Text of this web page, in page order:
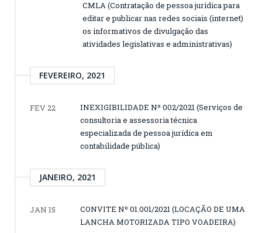
CMLA (Contratação de pessoa jurídica para
editar e publicar nas redes sociais (internet)
os informativos de divulgação das
atividades legislativas e administrativas)
FEVEREIRO, 2021
FEV 22
INEXIGIBILIDADE Nº 002/2021 (Serviços de
consultoria e assessoria técnica
especializada de pessoa jurídica em
contabilidade pública)
JANEIRO, 2021
JAN 15
CONVITE Nº 01.001/2021 (LOCAÇÃO DE UMA
LANCHA MOTORIZADA TIPO VOADEIRA)